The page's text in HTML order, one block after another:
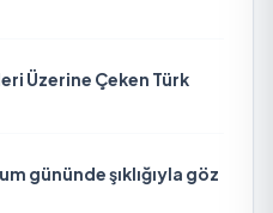
Üzerine Çeken Türk
gününde şıklığıyla göz